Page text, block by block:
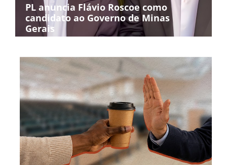
PL anuncia Flávio Roscoe como
candidato ao Governo de Minas
Gerais